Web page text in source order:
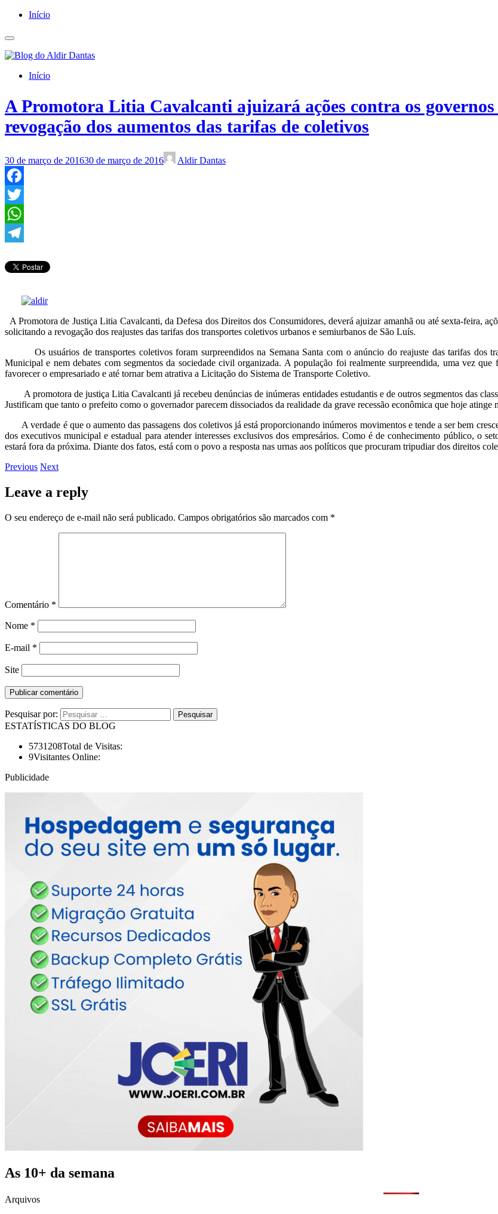
Início
Início
A Promotora Litia Cavalcanti ajuizará ações contra os
revogação dos aumentos das tarifas de coletivos
30 de março de 201630 de março de 2016 Aldir Dantas
Facebook
Twitter
WhatsApp
A Promotora de Justiça Litia Cavalcanti, da Defesa dos Direitos dos Consumidores, deverá ajuizar amanhã ou até sexta-feira,
solicitando a revogação dos reajustes das tarifas dos transportes coletivos urbanos e semiurbanos de São Luís.
Os usuários de transportes coletivos foram surpreendidos na Semana Santa com o anúncio do reajuste das tarifas dos
Municipal e nem debates com segmentos da sociedade civil organizada. A população foi realmente surpreendida, uma vez
favorecer o empresariado e até tornar bem atrativa a Licitação do Sistema de Transporte Coletivo.
A promotora de justiça Litia Cavalcanti já recebeu denúncias de inúmeras entidades estudantis e de outros segmentos das
Justificam que tanto o prefeito como o governador parecem dissociados da realidade da grave recessão econômica que hoje atinge
A verdade é que o aumento das passagens dos coletivos já está proporcionando inúmeros movimentos e tende a ser bem
dos executivos municipal e estadual para atender interesses exclusivos dos empresários. Como é de conhecimento público, o
estará fora da próxima. Diante dos fatos, está com o povo a resposta nas urnas aos políticos que procuram tripudiar dos direitos
Previous Next
Leave a reply
O seu endereço de e-mail não será publicado. Campos obrigatórios são marcados com *
Comentário *
Nome *
E-mail *
Site
Pesquisar por:
ESTATÍSTICAS DO BLOG
5731208Total de Visitas:
9Visitantes Online:
Publicidade
As 10+ da semana
Arquivos